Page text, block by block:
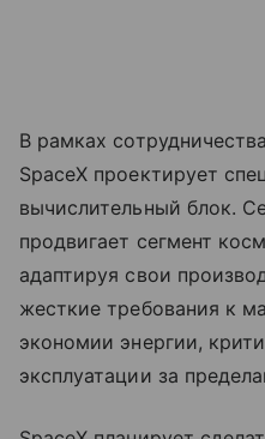
В рамках
SpaceX проектирует
вычислительный блок.
продвигает сегмент
адаптируя свои
жесткие требования к
экономии энергии,
эксплуатации за